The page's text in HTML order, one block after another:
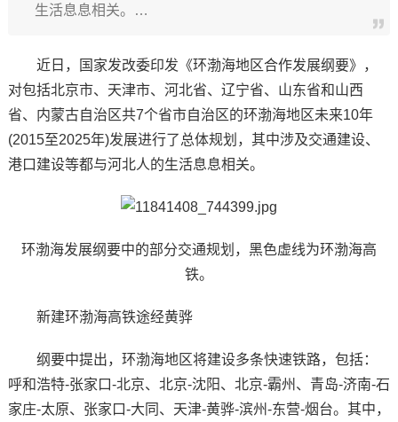
生活息息相关。…
近日，国家发改委印发《环渤海地区合作发展纲要》，
对包括北京市、天津市、河北省、辽宁省、山东省和山西
省、内蒙古自治区共7个省市自治区的环渤海地区未来10年
(2015至2025年)发展进行了总体规划，其中涉及交通建设、
港口建设等都与河北人的生活息息相关。
环渤海发展纲要中的部分交通规划，黑色虚线为环渤海高
铁。
新建环渤海高铁途经黄骅
纲要中提出，环渤海地区将建设多条快速铁路，包括：
呼和浩特-张家口-北京、北京-沈阳、北京-霸州、青岛-济南-石
家庄-太原、张家口-大同、天津-黄骅-滨州-东营-烟台。其中，